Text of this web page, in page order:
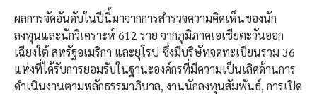
ผลการจัดอันดับในปีนี้มาจากการสำรวจความคิดเห็นของนัก
ลงทุนและนักวิเคราะห์ 612 ราย จากภูมิภาคเอเชียตะวันออก
เฉียงใต้ สหรัฐอเมริกา และยุโรป ซึ่งมีบริษัทจดทะเบียนรวม 36
แห่งที่ได้รับการยอมรับในฐานะองค์กรที่มีความเป็นเลิศด้านการ
ดำเนินงานตามหลักธรรมาภิบาล, งานนักลงทุนสัมพันธ์, การเปิด